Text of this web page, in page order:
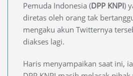
Pemuda Indonesia (DPP KNPI)
diretas oleh orang tak
mengaku akun Twitternya
diakses lagi.
Haris menyampaikan saat ini,